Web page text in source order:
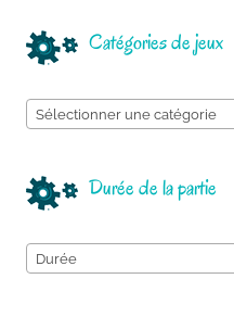
Catégories de jeux
Sélectionner une catégorie
Durée de la partie
Durée